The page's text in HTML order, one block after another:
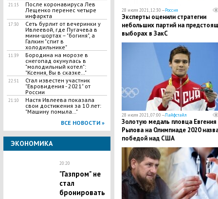
21:15
После коронавируса Лев
Лещенко перенес четыре
инфаркта
17:30
Сеть бурлит от вечеринки у
Ивлеевой, где Пугачева в
мини-шортах – "богиня", а
Галкин "спит в
холодильнике"
11:39
Бородина на морозе в
снегопад окунулась в
"молодильный котел":
"Ксения, Вы в сказке…"
22:51
Стал известен участник
"Евровидения - 2021" от
России
21:10
Настя Ивлеева показала
свои достижения за 10 лет:
"Машину помыла…"
ВСЕ НОВОСТИ »
ЭКОНОМИКА
20:20
"Газпром" не
стал
бронировать
28 июля 2021, 12:30 —Россия
Эксперты оценили стратегии
небольших партий на
выборах в ЗакС
28 июля 2021, 07:00 —Лайфстайл
Золотую медаль пловца Евгения
Рылова на Олимпиаде 2020
победой над США